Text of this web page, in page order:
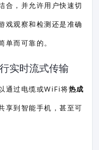
合，并允许用户快速切
戏观察和检测还是准确
单而可靠的。
实时流式传输
通过电缆或WiFi将热成
享到智能手机，甚至可